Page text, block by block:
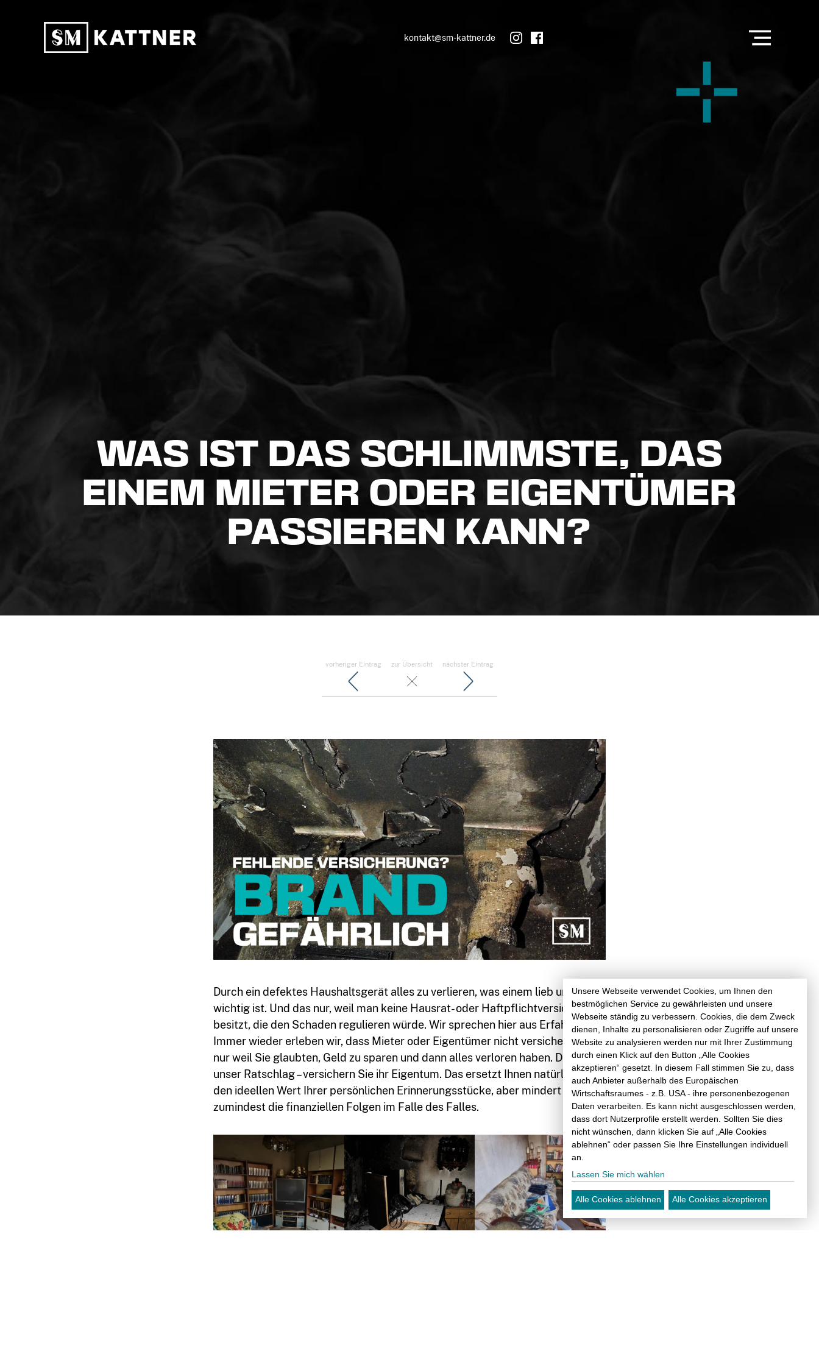
kontakt@sm-kattner.de
WAS IST DAS SCHLIMMSTE, DAS
EINEM MIETER ODER EIGENTÜMER
PASSIEREN KANN?
vorheriger Eintrag zur Übersicht nächster Eintrag
Durch ein defektes Haushaltsgerät alles zu verlieren, was einem lieb und
wichtig ist. Und das nur, weil man keine Hausrat- oder Haftpflichtversicherung
besitzt, die den Schaden regulieren würde. Wir sprechen hier aus Erfahrung!
Immer wieder erleben wir, dass Mieter oder Eigentümer nicht versichert sind
nur weil Sie glaubten, Geld zu sparen und dann alles verloren haben. Deshalb
unser Ratschlag – versichern Sie ihr Eigentum. Das ersetzt Ihnen natürlich nicht
den ideellen Wert Ihrer persönlichen Erinnerungsstücke, aber mindert
zumindest die finanziellen Folgen im Falle des Falles.
Unsere Webseite verwendet Cookies, um Ihnen den
bestmöglichen Service zu gewährleisten und unsere
Webseite ständig zu verbessern. Cookies, die dem Zweck
dienen, Inhalte zu personalisieren oder Zugriffe auf unsere
Website zu analysieren werden nur mit Ihrer Zustimmung
durch einen Klick auf den Button „Alle Cookies
akzeptieren“ gesetzt. In diesem Fall stimmen Sie zu, dass
auch Anbieter außerhalb des Europäischen
Wirtschaftsraumes - z.B. USA - ihre personenbezogenen
Daten verarbeiten. Es kann nicht ausgeschlossen werden,
dass dort Nutzerprofile erstellt werden. Sollten Sie dies
nicht wünschen, dann klicken Sie auf „Alle Cookies
ablehnen“ oder passen Sie Ihre Einstellungen individuell
an.
Lassen Sie mich wählen
Alle Cookies ablehnen Alle Cookies akzeptieren